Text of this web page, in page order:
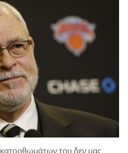
του δεν μας